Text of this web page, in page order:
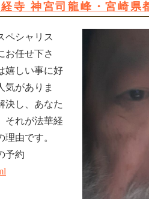
寺 神宮司龍峰・宮崎県
ペシャリス
お任せ下さ
嬉しい事に好
気がありま
決し、あなた
それが法華経
由です。
予約